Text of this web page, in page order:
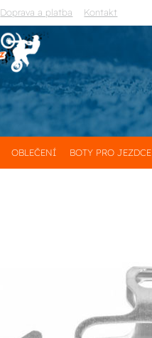
Doprava a platba Kontakt
OBLEČENÍ BOTY PRO JEZDCE